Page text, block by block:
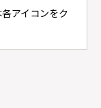
アイコンをク